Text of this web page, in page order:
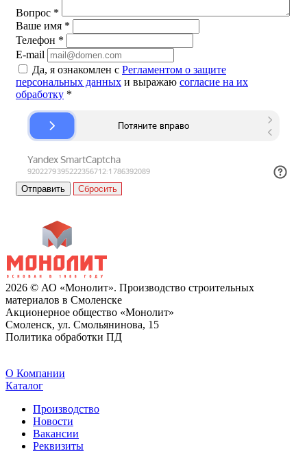
Вопрос *
Ваше имя *
Телефон *
E-mail
Да, я ознакомлен с Регламентом о защите
персональных данных и выражаю согласие на их
обработку *
Сбросить
2026 © АО «Монолит». Производство строительных
материалов в Смоленске
Акционерное общество «Монолит»
Смоленск, ул. Смольянинова, 15
Политика обработки ПД
O Компании
Каталог
Производство
Новости
Вакансии
Реквизиты